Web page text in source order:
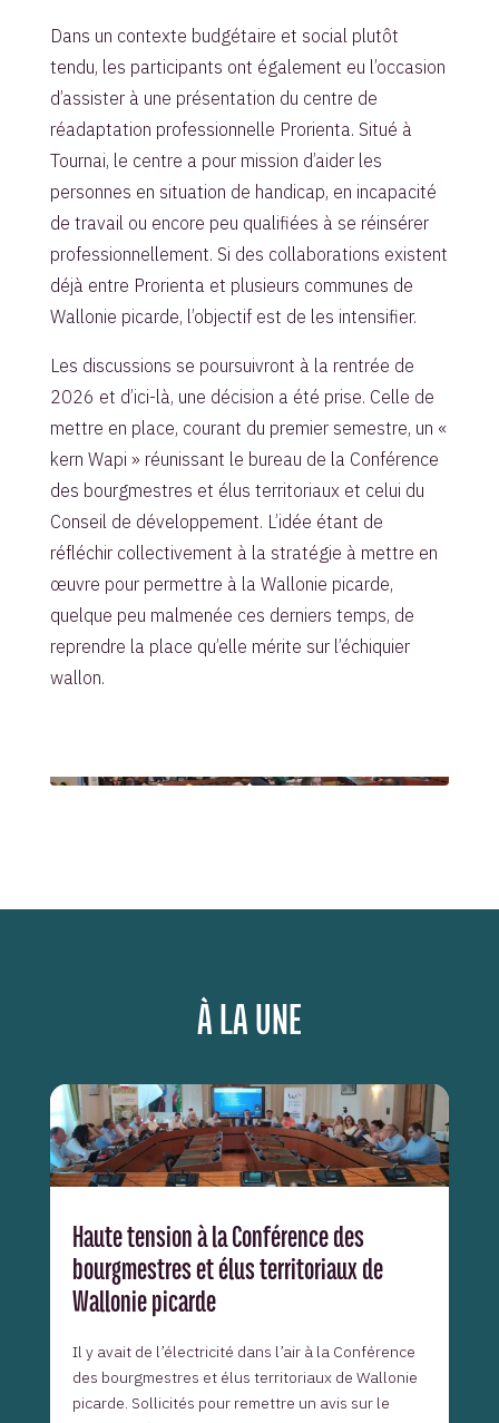
Dans un contexte budgétaire et social plutôt
tendu, les participants ont également eu l’occasion
d’assister à une présentation du centre de
réadaptation professionnelle Prorienta. Situé à
Tournai, le centre a pour mission d’aider les
personnes en situation de handicap, en incapacité
de travail ou encore peu qualifiées à se réinsérer
professionnellement. Si des collaborations existent
déjà entre Prorienta et plusieurs communes de
Wallonie picarde, l’objectif est de les intensifier.
Les discussions se poursuivront à la rentrée de
2026 et d’ici-là, une décision a été prise. Celle de
mettre en place, courant du premier semestre, un «
kern Wapi » réunissant le bureau de la Conférence
des bourgmestres et élus territoriaux et celui du
Conseil de développement. L’idée étant de
réfléchir collectivement à la stratégie à mettre en
œuvre pour permettre à la Wallonie picarde,
quelque peu malmenée ces derniers temps, de
reprendre la place qu’elle mérite sur l’échiquier
wallon.
À LA UNE
Haute tension à la Conférence des
bourgmestres et élus territoriaux de
Wallonie picarde
Il y avait de l’électricité dans l’air à la Conférence
des bourgmestres et élus territoriaux de Wallonie
picarde. Sollicités pour remettre un avis sur le